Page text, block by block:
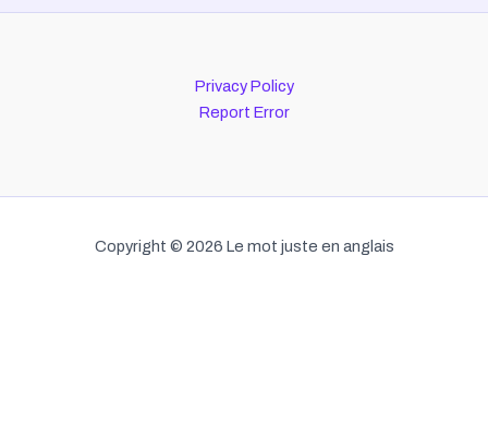
Privacy Policy
Report Error
Copyright © 2026 Le mot juste en anglais